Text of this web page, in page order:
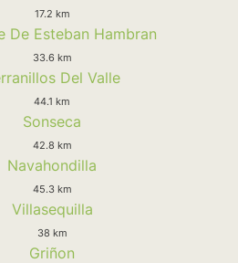
17.2 km
De Esteban Hambran
33.6 km
Del Valle
44.1 km
Sonseca
42.8 km
Navahondilla
45.3 km
Villasequilla
38 km
Griñon